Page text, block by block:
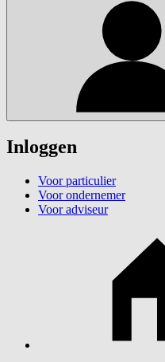
Inloggen
Voor particulier
Voor ondernemer
Voor adviseur